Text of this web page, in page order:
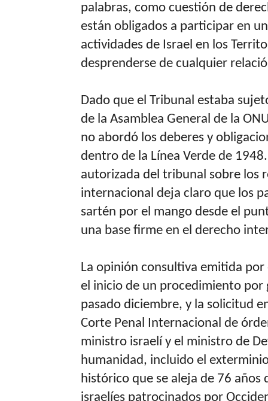
palabras, como cuestión de
están obligados a participar en
actividades de Israel en los
desprenderse de cualquier
Dado que el Tribunal estaba
de la Asamblea General de la
no abordó los deberes y
dentro de la Línea Verde de
autorizada del tribunal sobre los
internacional deja claro que los
sartén por el mango desde el
una base firme en el derecho
La opinión consultiva emitida
el inicio de un procedimiento por
pasado diciembre, y la solicitud
Corte Penal Internacional de
ministro israelí y el ministro de
humanidad, incluido el
histórico que se aleja de 76 años
israelíes patrocinados por